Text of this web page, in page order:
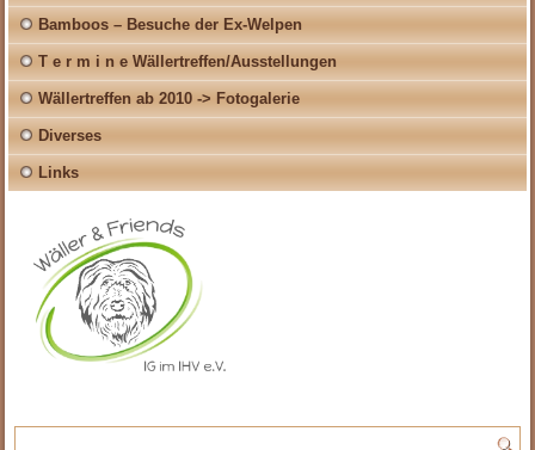
Bamboos – Besuche der Ex-Welpen
T e r m i n e Wällertreffen/Ausstellungen
Wällertreffen ab 2010 -> Fotogalerie
Diverses
Links